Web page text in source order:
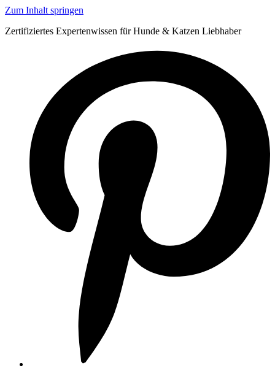
Zum Inhalt springen
Zertifiziertes Expertenwissen für Hunde & Katzen Liebhaber